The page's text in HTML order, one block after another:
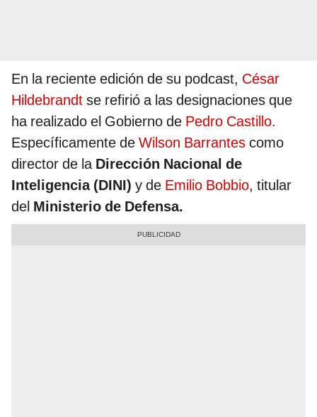
En la reciente edición de su podcast, César
Hildebrandt se refirió a las designaciones que
ha realizado el Gobierno de Pedro Castillo.
Específicamente de Wilson Barrantes como
director de la Dirección Nacional de
Inteligencia (DINI) y de Emilio Bobbio, titular
del Ministerio de Defensa.